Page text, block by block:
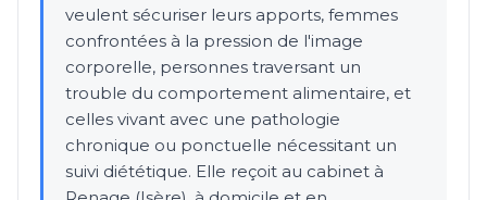
veulent sécuriser leurs apports, femmes
confrontées à la pression de l'image
corporelle, personnes traversant un
trouble du comportement alimentaire, et
celles vivant avec une pathologie
chronique ou ponctuelle nécessitant un
suivi diététique. Elle reçoit au cabinet à